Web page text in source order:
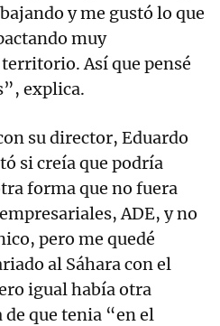
y me gustó lo que
muy
Así que pensé
explica.
su director, Eduardo
si creía que podría
forma que no fuera
ADE, y no
pero me quedé
al Sáhara con el
igual había otra
que tenia “en el